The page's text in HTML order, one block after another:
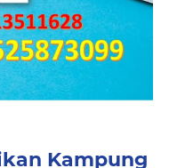
Kampung